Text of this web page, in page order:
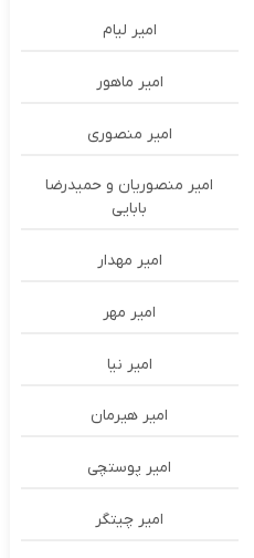
امیر لیام
امیر ماهور
امیر منصوری
امیر منصوریان و حمیدرضا
بابایی
امیر مهدار
امیر مهر
امیر نیا
امیر هیرمان
امیر پوستچی
امیر چیتگر